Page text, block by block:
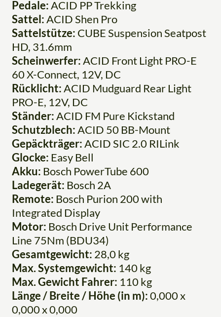
Pedale:ACID PP Trekking
Sattel:ACID Shen Pro
Sattelstütze: CUBE Suspension Seatpost
HD, 31.6mm
Scheinwerfer:ACID Front Light PRO-E
60 X-Connect, 12V, DC
Rücklicht:ACID Mudguard Rear Light
PRO-E, 12V, DC
Ständer:ACID FM Pure Kickstand
Schutzblech:ACID 50 BB-Mount
Gepäckträger:ACID SIC 2.0 RILink
Glocke: Easy Bell
Akku: Bosch PowerTube 600
Ladegerät: Bosch 2A
Remote: Bosch Purion 200 with
Integrated Display
Motor: Bosch Drive Unit Performance
Line 75Nm (BDU34)
Gesamtgewicht: 28,0 kg
Max. Systemgewicht: 140 kg
Max. Gewicht Fahrer: 110 kg
Länge / Breite / Höhe (in m):0,000 x
0,000 x 0,000